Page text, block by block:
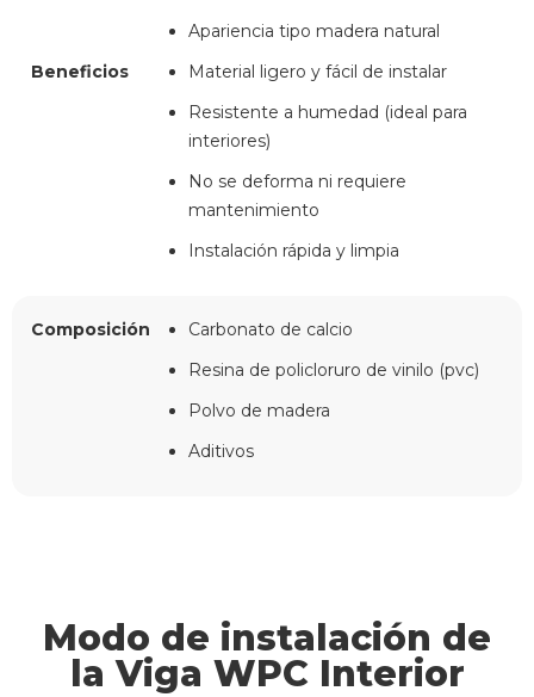
Beneficios
Apariencia tipo madera natural
Material ligero y fácil de instalar
Resistente a humedad (ideal para
interiores)
No se deforma ni requiere
mantenimiento
Instalación rápida y limpia
Composición
Carbonato de calcio
Resina de policloruro de vinilo (pvc)
Polvo de madera
Aditivos
Modo de instalación de
la Viga WPC Interior